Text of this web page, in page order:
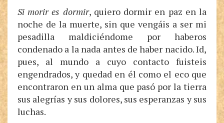
Si morir es dormir, quiero dormir en paz en la
noche de la muerte, sin que vengáis a ser mi
pesadilla maldiciéndome por haberos
condenado a la nada antes de haber nacido. Id,
pues, al mundo a cuyo contacto fuisteis
engendrados, y quedad en él como el eco que
encontraron en un alma que pasó por la tierra
sus alegrías y sus dolores, sus esperanzas y sus
luchas.